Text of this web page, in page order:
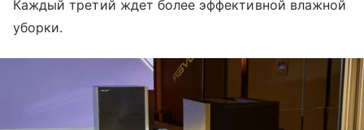
Каждый третий ждет более эффективной влажной
уборки.